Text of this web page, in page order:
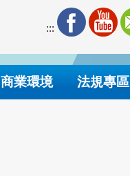
:::
商業環境 法規專區